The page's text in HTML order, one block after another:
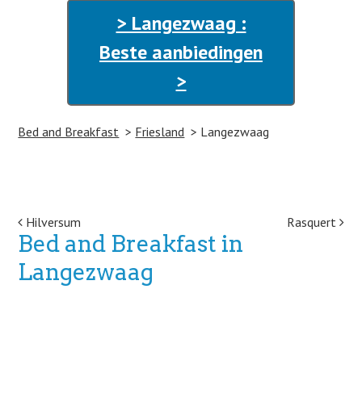
> Langezwaag :
Beste aanbiedingen
>
Bed and Breakfast Friesland Langezwaag
Post navigation
Hilversum Rasquert
Bed and Breakfast in
Langezwaag